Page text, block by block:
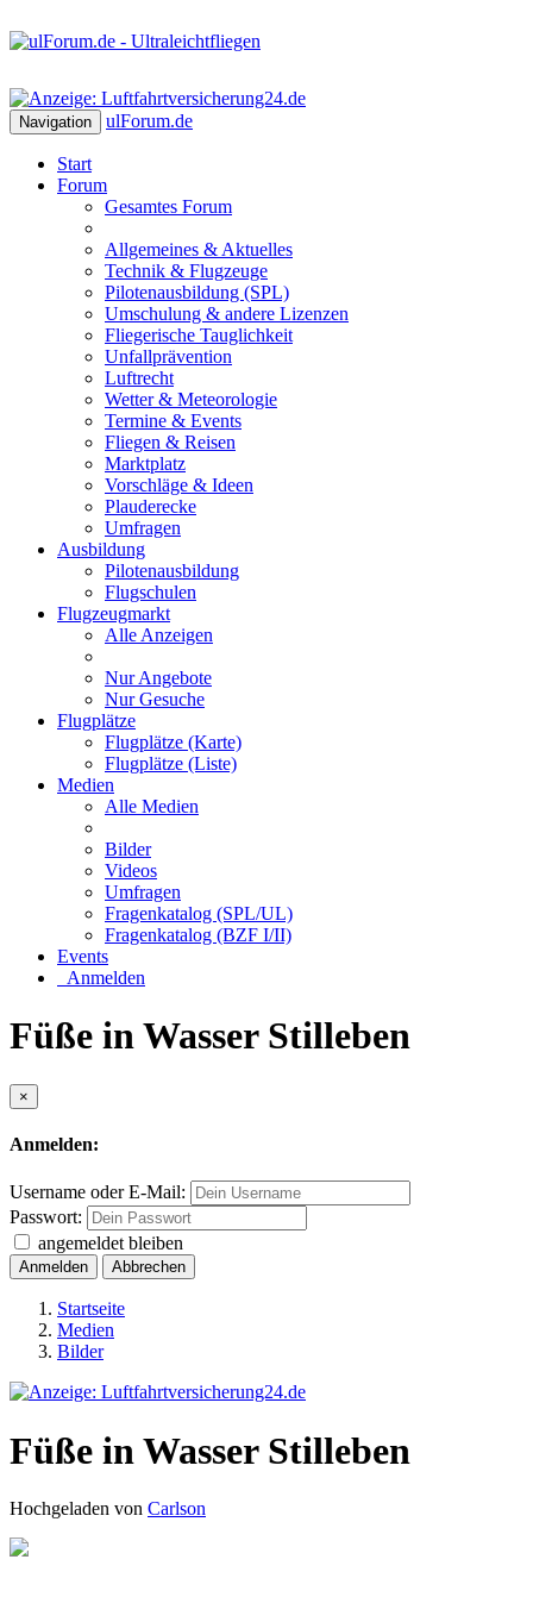
Navigation ulForum.de
Start
Forum
Gesamtes Forum
Allgemeines & Aktuelles
Technik & Flugzeuge
Pilotenausbildung (SPL)
Umschulung & andere Lizenzen
Fliegerische Tauglichkeit
Unfallprävention
Luftrecht
Wetter & Meteorologie
Termine & Events
Fliegen & Reisen
Marktplatz
Vorschläge & Ideen
Plauderecke
Umfragen
Ausbildung
Pilotenausbildung
Flugschulen
Flugzeugmarkt
Alle Anzeigen
Nur Angebote
Nur Gesuche
Flugplätze
Flugplätze (Karte)
Flugplätze (Liste)
Medien
Alle Medien
Bilder
Videos
Umfragen
Fragenkatalog (SPL/UL)
Fragenkatalog (BZF I/II)
Events
Anmelden
Füße in Wasser Stilleben
×
Anmelden:
Username oder E-Mail:
Passwort:
angemeldet bleiben
Anmelden Abbrechen
Startseite
Medien
Bilder
Füße in Wasser Stilleben
Hochgeladen von Carlson